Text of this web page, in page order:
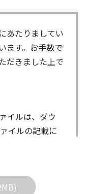
あたりましてい
ます。お手数で
だきました上で
イルは、ダウ
イルの記載に
また、ファイ
ないでくださ